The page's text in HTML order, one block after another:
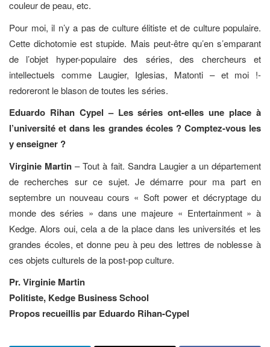
couleur de peau, etc.
Pour moi, il n’y a pas de culture élitiste et de culture populaire.
Cette dichotomie est stupide. Mais peut-être qu’en s’emparant
de l’objet hyper-populaire des séries, des chercheurs et
intellectuels comme Laugier, Iglesias, Matonti – et moi !-
redoreront le blason de toutes les séries.
Eduardo Rihan Cypel – Les séries ont-elles une place à
l’université et dans les grandes écoles ? Comptez-vous les
y enseigner ?
Virginie Martin – Tout à fait. Sandra Laugier a un département
de recherches sur ce sujet. Je démarre pour ma part en
septembre un nouveau cours « Soft power et décryptage du
monde des séries » dans une majeure « Entertainment » à
Kedge. Alors oui, cela a de la place dans les universités et les
grandes écoles, et donne peu à peu des lettres de noblesse à
ces objets culturels de la post-pop culture.
Pr. Virginie Martin
Politiste, Kedge Business School
Propos recueillis par Eduardo Rihan-Cypel